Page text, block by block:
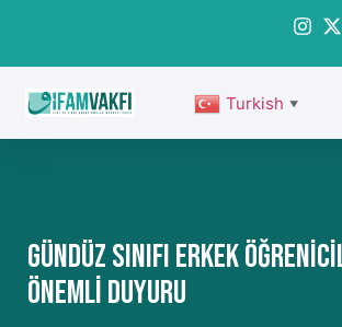
Turkish ▼
Gündüz Sınıfı Erkek
Önemli Duyuru